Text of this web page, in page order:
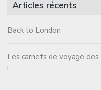
Articles récents
Back to London
Les carnets de voyage
!